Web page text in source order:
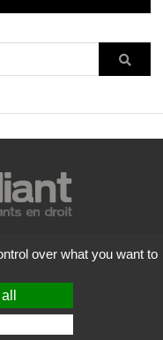
over what you want to